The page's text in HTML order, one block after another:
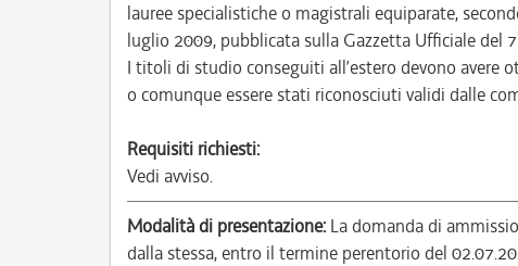
lauree specialistiche o magistrali equiparate,
luglio 2009, pubblicata sulla Gazzetta Ufficiale del
I titoli di studio conseguiti all’estero devono avere
o comunque essere stati riconosciuti validi dalle
Requisiti richiesti:
Vedi avviso.
Modalità di presentazione: La domanda di
dalla stessa, entro il termine perentorio del